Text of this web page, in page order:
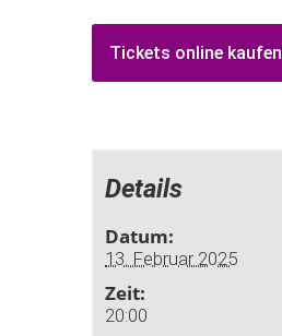
Tickets online kaufen
Details
Datum:
13. Februar 2025
Zeit:
20:00